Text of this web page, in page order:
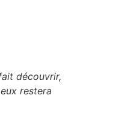
découvrir,
restera